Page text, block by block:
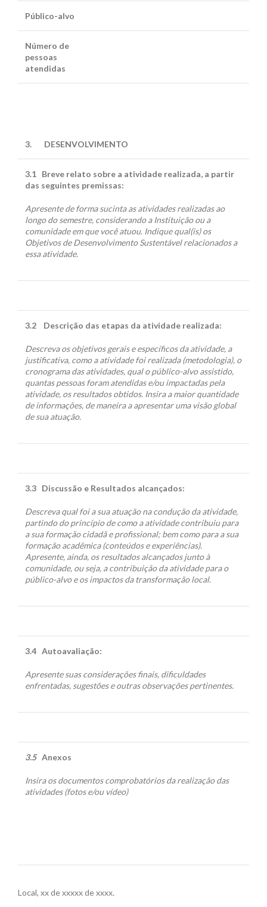
Público-alvo
Número de
pessoas
atendidas
3. DESENVOLVIMENTO
3.1 Breve relato sobre a atividade realizada, a partir
das seguintes premissas:
Apresente de forma sucinta as atividades realizadas ao
longo do semestre, considerando a Instituição ou a
comunidade em que você atuou. Indique qual(is) os
Objetivos de Desenvolvimento Sustentável relacionados a
essa atividade.
3.2 Descrição das etapas da atividade realizada:
Descreva os objetivos gerais e específicos da atividade, a
justificativa, como a atividade foi realizada (metodologia), o
cronograma das atividades, qual o público-alvo assistido,
quantas pessoas foram atendidas e/ou impactadas pela
atividade, os resultados obtidos. Insira a maior quantidade
de informações, de maneira a apresentar uma visão global
de sua atuação.
3.3 Discussão e Resultados alcançados:
Descreva qual foi a sua atuação na condução da atividade,
partindo do princípio de como a atividade contribuiu para
a sua formação cidadã e profissional; bem como para a sua
formação acadêmica (conteúdos e experiências).
Apresente, ainda, os resultados alcançados junto à
comunidade, ou seja, a contribuição da atividade para o
público-alvo e os impactos da transformação local.
3.4 Autoavaliação:
Apresente suas considerações finais, dificuldades
enfrentadas, sugestões e outras observações pertinentes.
3.5 Anexos
Insira os documentos comprobatórios da realização das
atividades (fotos e/ou vídeo)
Local, xx de xxxxx de xxxx.